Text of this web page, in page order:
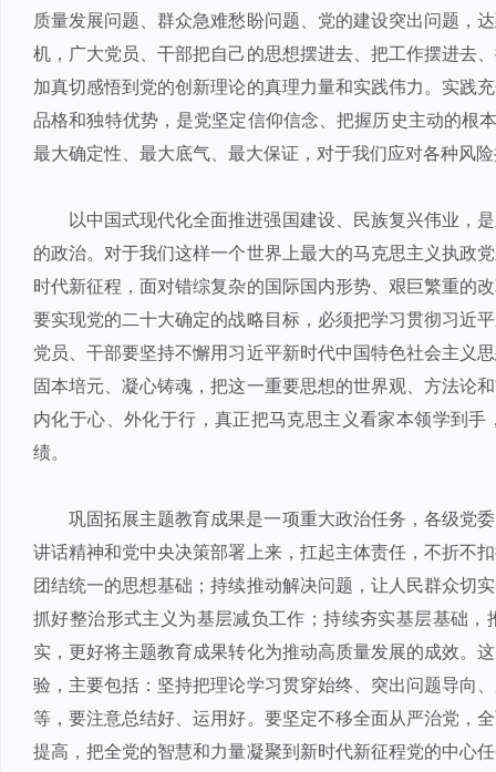
质量发展问题、群众急难愁盼问题、党的建设突出问题，
机，广大党员、干部把自己的思想摆进去、把工作摆进去
加真切感悟到党的创新理论的真理力量和实践伟力。实践
品格和独特优势，是党坚定信仰信念、把握历史主动的根
最大确定性、最大底气、最大保证，对于我们应对各种风
以中国式现代化全面推进强国建设、民族复兴伟业，
的政治。对于我们这样一个世界上最大的马克思主义执政
时代新征程，面对错综复杂的国际国内形势、艰巨繁重的
要实现党的二十大确定的战略目标，必须把学习贯彻习近
党员、干部要坚持不懈用习近平新时代中国特色社会主义
固本培元、凝心铸魂，把这一重要思想的世界观、方法论
内化于心、外化于行，真正把马克思主义看家本领学到
绩。
巩固拓展主题教育成果是一项重大政治任务，各级党
讲话精神和党中央决策部署上来，扛起主体责任，不折不
团结统一的思想基础；持续推动解决问题，让人民群众切
抓好整治形式主义为基层减负工作；持续夯实基层基础
实，更好将主题教育成果转化为推动高质量发展的成效。
验，主要包括：坚持把理论学习贯穿始终、突出问题导向
等，要注意总结好、运用好。要坚定不移全面从严治党，
提高，把全党的智慧和力量凝聚到新时代新征程党的中心